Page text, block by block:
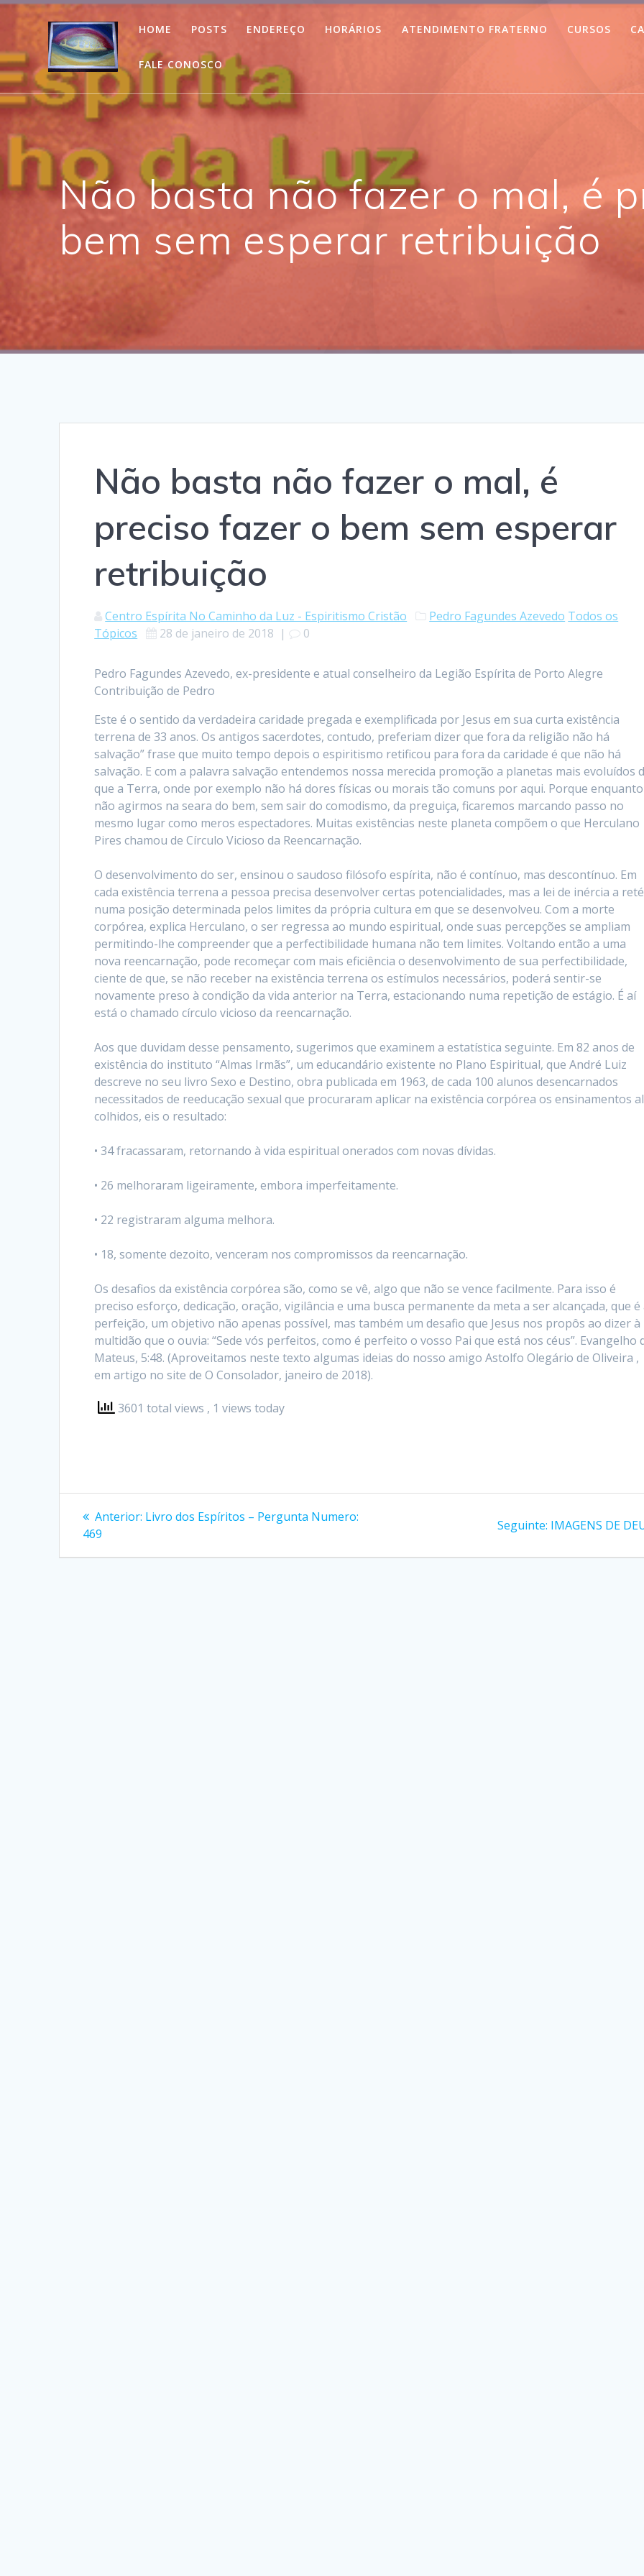
Skip
HOME POSTS ENDEREÇO HORÁRIOS ATENDIMENTO FRATERNO CURSOS
FALE CONOSCO
Não basta não fazer o mal, é
bem sem esperar retribuição
Não basta não fazer o mal, é
preciso fazer o bem sem esperar
retribuição
Centro Espírita No Caminho da Luz - Espiritismo Cristão Pedro Fagundes Azevedo Todos os
Tópicos
28 de janeiro de 2018 | 0
Pedro Fagundes Azevedo, ex-presidente e atual conselheiro da Legião Espírita de Porto Alegre
Contribuição de Pedro
Este é o sentido da verdadeira caridade pregada e exemplificada por Jesus em sua curta existência
terrena de 33 anos. Os antigos sacerdotes, contudo, preferiam dizer que fora da religião não há
salvação” frase que muito tempo depois o espiritismo retificou para fora da caridade é que não há
salvação. E com a palavra salvação entendemos nossa merecida promoção a planetas mais evoluídos
que a Terra, onde por exemplo não há dores físicas ou morais tão comuns por aqui. Porque enquanto
não agirmos na seara do bem, sem sair do comodismo, da preguiça, ficaremos marcando passo no
mesmo lugar como meros espectadores. Muitas existências neste planeta compõem o que Herculano
Pires chamou de Círculo Vicioso da Reencarnação.
O desenvolvimento do ser, ensinou o saudoso filósofo espírita, não é contínuo, mas descontínuo. Em
cada existência terrena a pessoa precisa desenvolver certas potencialidades, mas a lei de inércia a
numa posição determinada pelos limites da própria cultura em que se desenvolveu. Com a morte
corpórea, explica Herculano, o ser regressa ao mundo espiritual, onde suas percepções se ampliam
permitindo-lhe compreender que a perfectibilidade humana não tem limites. Voltando então a uma
nova reencarnação, pode recomeçar com mais eficiência o desenvolvimento de sua perfectibilidade,
ciente de que, se não receber na existência terrena os estímulos necessários, poderá sentir-se
novamente preso à condição da vida anterior na Terra, estacionando numa repetição de estágio. É aí
está o chamado círculo vicioso da reencarnação.
Aos que duvidam desse pensamento, sugerimos que examinem a estatística seguinte. Em 82 anos de
existência do instituto “Almas Irmãs”, um educandário existente no Plano Espiritual, que André Luiz
descreve no seu livro Sexo e Destino, obra publicada em 1963, de cada 100 alunos desencarnados
necessitados de reeducação sexual que procuraram aplicar na existência corpórea os ensinamentos
colhidos, eis o resultado:
• 34 fracassaram, retornando à vida espiritual onerados com novas dívidas.
• 26 melhoraram ligeiramente, embora imperfeitamente.
• 22 registraram alguma melhora.
• 18, somente dezoito, venceram nos compromissos da reencarnação.
Os desafios da existência corpórea são, como se vê, algo que não se vence facilmente. Para isso é
preciso esforço, dedicação, oração, vigilância e uma busca permanente da meta a ser alcançada, que é
perfeição, um objetivo não apenas possível, mas também um desafio que Jesus nos propôs ao dizer à
multidão que o ouvia: “Sede vós perfeitos, como é perfeito o vosso Pai que está nos céus”. Evangelho
Mateus, 5:48. (Aproveitamos neste texto algumas ideias do nosso amigo Astolfo Olegário de Oliveira ,
em artigo no site de O Consolador, janeiro de 2018).
3601 total views , 1 views today
Navegação
de
Anterior: Post
Livro dos Espíritos – Pergunta Numero:
469
Seguinte: Post
IMAGENS DE